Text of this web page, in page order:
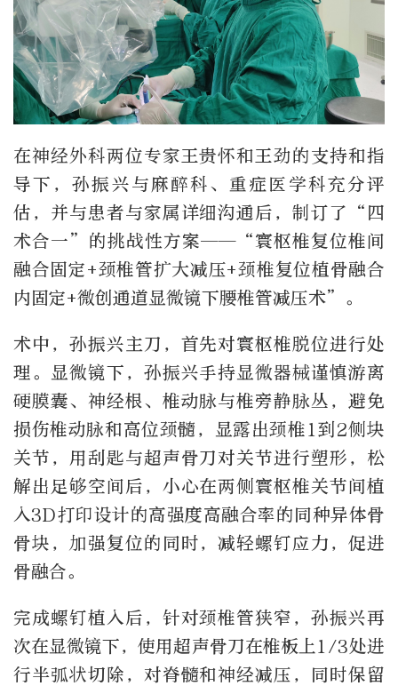
在神经外科两位专家王贵怀和王劲的支持和指
导下，孙振兴与麻醉科、重症医学科充分评
估，并与患者与家属详细沟通后，制订了“四
术合一”的挑战性方案——“寰枢椎复位椎间
融合固定+颈椎管扩大减压+颈椎复位植骨融合
内固定+微创通道显微镜下腰椎管减压术”。
术中，孙振兴主刀，首先对寰枢椎脱位进行处
理。显微镜下，孙振兴手持显微器械谨慎游离
硬膜囊、神经根、椎动脉与椎旁静脉丛，避免
损伤椎动脉和高位颈髓，显露出颈椎1到2侧块
关节，用刮匙与超声骨刀对关节进行塑形，松
解出足够空间后，小心在两侧寰枢椎关节间植
入3D打印设计的高强度高融合率的同种异体骨
骨块，加强复位的同时，减轻螺钉应力，促进
骨融合。
完成螺钉植入后，针对颈椎管狭窄，孙振兴再
次在显微镜下，使用超声骨刀在椎板上1/3处进
行半弧状切除，对脊髓和神经减压，同时保留